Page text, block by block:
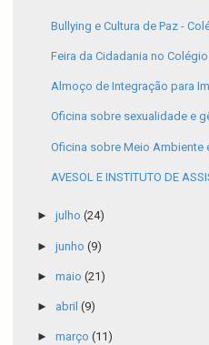
Bullying e Cultura de Paz -
Feira da Cidadania no
Almoço de Integração para
Oficina sobre sexualidade e
Oficina sobre Meio Ambiente
AVESOL E INSTITUTO DE
► julho (24)
► junho (9)
► maio (21)
► abril (9)
► março (11)